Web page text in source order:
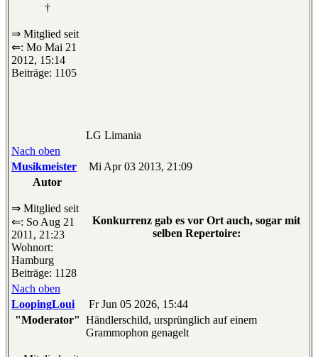
†
⇒ Mitglied seit
⇐: Mo Mai 21
2012, 15:14
Beiträge: 1105
LG Limania
Nach oben
Musikmeister
Mi Apr 03 2013, 21:09
Autor
⇒ Mitglied seit
⇐: So Aug 21
2011, 21:23
Wohnort:
Hamburg
Beiträge: 1128
Konkurrenz gab es vor Ort auch, sogar mit
selben Repertoire:
Nach oben
LoopingLoui
Fr Jun 05 2026, 15:44
"Moderator" Händlerschild, ursprünglich auf einem
Grammophon genagelt